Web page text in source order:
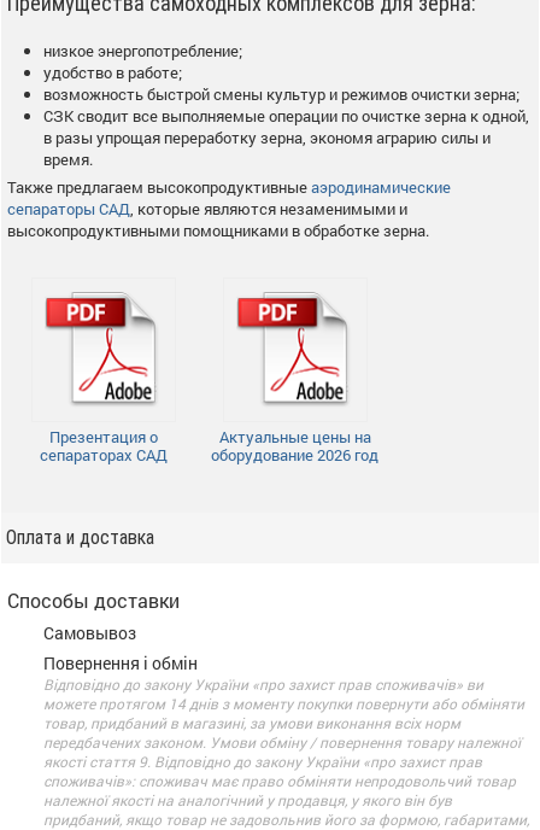
низкое энергопотребление;
удобство в работе;
возможность быстрой смены культур и режимов очистки зерна;
СЗК сводит все выполняемые операции по очистке зерна к одной,
в разы упрощая переработку зерна, экономя аграрию силы и
время.
Также предлагаем высокопродуктивныеаэродинамические
сепараторы САД , которые являются незаменимыми и
высокопродуктивными помощниками в обработке зерна.
Презентация о
сепараторах САД
Актуальные цены на
оборудование 2026 год
Оплата и доставка
Способы доставки
Самовывоз
Повернення і обмін
Відповідно до закону України «про захист прав споживачів» ви
можете протягом 14 днів з моменту покупки повернути або обміняти
товар, придбаний в магазині, за умови виконання всіх норм
передбачених законом. Умови обміну / повернення товару належної
якості стаття 9. Відповідно до закону України «про захист прав
споживачів»: споживач має право обміняти непродовольчий товар
належної якості на аналогічний у продавця, у якого він був
придбаний, якщо товар не задовольнив його за формою, габаритами,